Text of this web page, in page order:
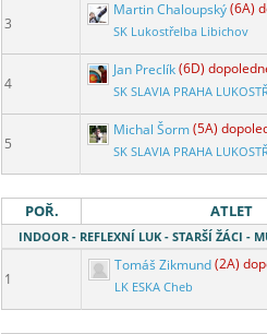
3
Martin Chaloupský(6A)
SK Lukostřelba Libichov
4
Jan Preclík(6D)
SK SLAVIA PRAHA
5
Michal Šorm(5A)
SK SLAVIA PRAHA
POŘ. ATLET
INDOOR - REFLEXNÍ LUK - STARŠÍ ŽÁCI -
1
Tomáš Zikmund(2A)
LK ESKA Cheb